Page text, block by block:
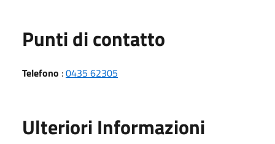
Punti di contatto
Telefono :0435 62305
Ulteriori Informazioni